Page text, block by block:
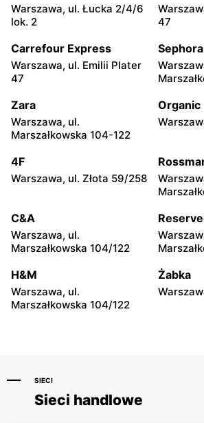
Topaz Topaz
Topaz Topaz
Topaz
Gulczewo, ul. Centralna 33
Topaz
Topaz
Jadów, ul. Nowinki 52
Topaz
Dobre,
Topaz
Lucynów, ul. Szkolna 1
Topaz
Topaz
Wyszków, ul. Pułtuska 133
Topaz
Warszawa, ul. Łucka 2/4/6
lok. 2
47
Carrefour Express
Warszawa, ul. Emilii Plater
47
Sephora
Zara
Warszawa, ul.
Marszałkowska 104-122
Organic
4F
Warszawa, ul. Złota 59/258
C&A
Warszawa, ul.
Marszałkowska 104/122
H&M
Warszawa, ul.
Marszałkowska 104/122
Żabka
SIECI
Sieci handlowe